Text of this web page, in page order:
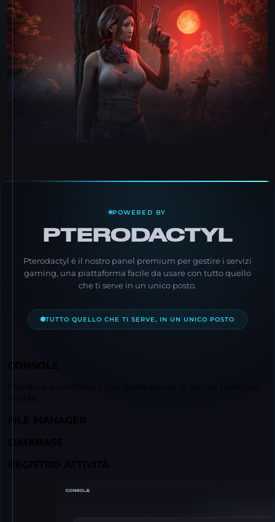
POWERED BY
PTERODACTYL
Pterodactyl è il nostro panel premium per gestire i servizi
gaming, una piattaforma facile da usare con tutto quello
che ti serve in un unico posto.
TUTTO QUELLO CHE TI SERVE, IN UN UNICO POSTO